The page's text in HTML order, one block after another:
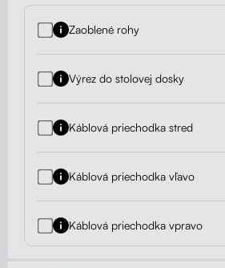
Zaoblené rohy
Výrez do stolovej dosky
Káblová priechodka stred
Káblová priechodka vľavo
Káblová priechodka vpravo